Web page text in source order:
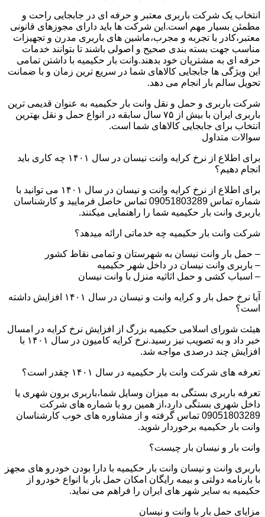
انتخاب یک شرکت باربری معتبر و حرفه ای در جابجایی راحت و
مطمئن بسیار مهم است.این شرکت ها باید دارای مجوزهای قانونی
معتبر،کادر با تجربه و مجرب،ماشین های باربری مدرن و تجهیزات
مناسب جهت بسته بندی صحیح و اصولی باشند تا بتوانند خدمات
حرفه ای به مشتریان خود بدهند.وانت بار حکیمیه با داشتن تمامی
این ویژگی ها جابجایی کالاهای شما در سریع ترین زمان و با ضمانت
تحویل سالم بار انجام می دهد.
شرکت باربری و حمل و نقل وانت بار حکیمیه به عنوان قدیمی ترین
باربری ایران با بیش از ۷۵ سال سابقه در انواع حمل و نقل بهترین
انتخاب برای جابجایی کالاهای شما است.
سوالات متداول
برای اطلاع از نرخ کرایه وانت نیسان در سال ۱۴۰۱ چه کاری باید
انجام دهیم؟
برای اطلاع از نرخ کرایه وانت و نیسان در سال ۱۴۰۱ می توانید با
شماره تماس 09051803289 تماس حاصل فرمایید و کارشناسان
باربری وانت بار حکیمیه شما را راهنمایی میکنند.
شرکت وانت بار حکیمیه چه خدماتی ارائه میدهد؟
– حمل بار وانت نیسان به شهرستان و تمامی نقاط کشور
– باربری وانت نیسان در داخل شهر حکیمیه
– اسباب کشی و حمل اثاثیه منزل با وانت نیسان
آیا نرخ حمل بار و کرایه وانت و نیسان در سال ۱۴۰۱ افزایش داشته
است؟
هیئت شورای اسلامی حکیمیه بزرگ از افزایش نرخ کرایه در امسال
خبر داد و به تصویب نیز رسید.نرخ کرایه کامیون در سال ۱۴۰۱ با
افزایش چند درصدی مواجه شد.
تعرفه های شرکت وانت بار حکیمیه در سال ۱۴۰۱ چقدر است؟
تعرفه باربری بستگی به میزان وسایل شما،باربری برون شهری یا
داخل شهری بستگی دارد،از همین رو با شماره های شرکت
09051803289 تماس گرفته و از مشاوره های خوب کارشناسان
وانت بار حکیمیه برخوردار شوید.
وانت بار و نیسان بار چیست؟
باربری وانت و نیسان وانت بار حکیمیه با دارا بودن خودرو های مجهز
با بارنامه دولتی و بیمه رایگان امکان حمل بار با انواع خودرو از
حکیمیه به سایر شهر های ایران را فراهم می نماید.
مزایای حمل بار با وانت و نیسان